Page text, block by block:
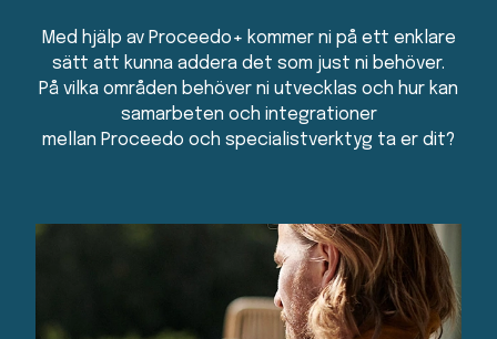
Med hjälp av Proceedo+ kommer ni på ett enklare
sätt att kunna addera det som just ni behöver.
På vilka områden behöver ni utvecklas och hur kan
samarbeten och integrationer
mellan Proceedo och specialistverktyg ta er dit?